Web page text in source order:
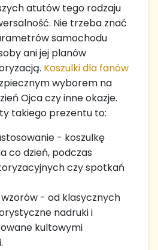
atutów tego rodzaju
Nie trzeba znać
samochodu
ani jej planów
Koszulki dla fanów
wyborem na
Ojca czy inne okazje.
takiego prezentu to:
- koszulkę
co dzień, podczas
czy spotkań
- od klasycznych
nadruki i
kultowymi